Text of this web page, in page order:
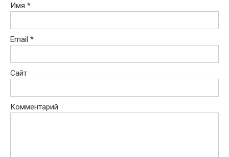
Имя *
Email *
Сайт
Комментарий